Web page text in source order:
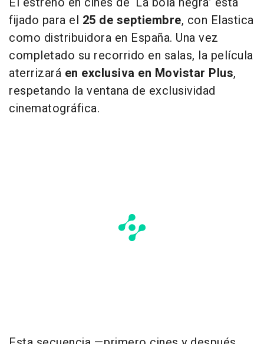
fijado para el 25 de septiembre, con Elastica
como distribuidora en España. Una vez
completado su recorrido en salas, la película
aterrizará en exclusiva en Movistar Plus,
respetando la ventana de exclusividad
cinematográfica.